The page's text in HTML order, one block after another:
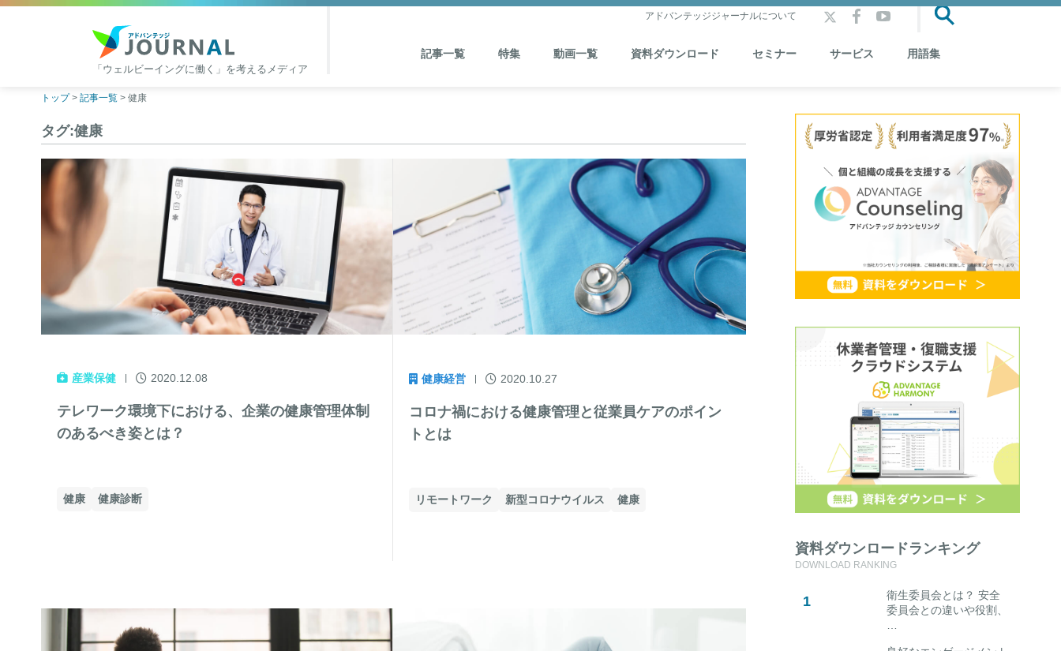
「ウェルビーイングに働く」を考えるメディア
アドバンテッジジャーナルについて
記事一覧 特集 動画一覧 資料ダウンロード セミナー サービス 用語集
トップ> 記事一覧 > 健康
タグ:健康
産業保健 2020.12.08
テレワーク環境下における、企業の健康管理体制
のあるべき姿とは？
健康 健康診断
健康経営 2020.10.27
コロナ禍における健康管理と従業員ケアのポイン
トとは
リモートワーク 新型コロナウイルス 健康
資料ダウンロードランキング
DOWNLOAD RANKING
衛生委員会とは？ 安全
委員会との違いや役割、